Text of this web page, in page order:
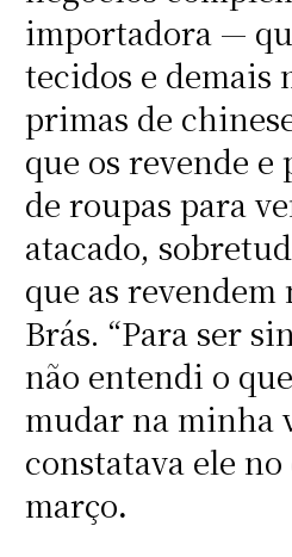
importadora —
tecidos e demais
primas de
que os revende e
de roupas para
atacado,
que as
Brás. “Para ser
não entendi o
mudar na minha
constatava ele no
março.